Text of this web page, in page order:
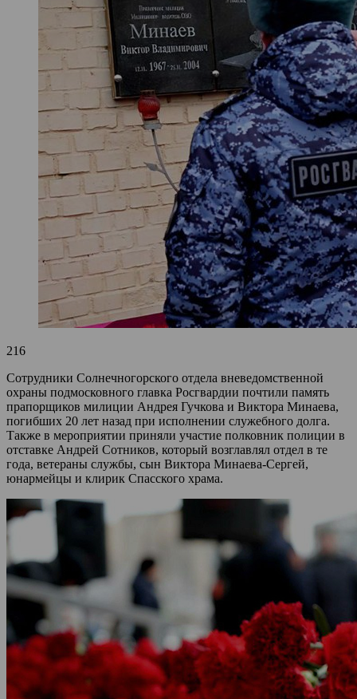
216
Сотрудники Солнечногорского отдела вневедомственной
охраны подмосковного главка Росгвардии почтили память
прапорщиков милиции Андрея Гучкова и Виктора Минаева,
погибших 20 лет назад при исполнении служебного долга.
Также в мероприятии приняли участие полковник полиции в
отставке Андрей Сотников, который возглавлял отдел в те
года, ветераны службы, сын Виктора Минаева-Сергей,
юнармейцы и клирик Спасского храма.